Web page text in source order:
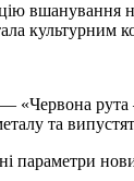
вшанування
культурним
«Червона
та
параметри